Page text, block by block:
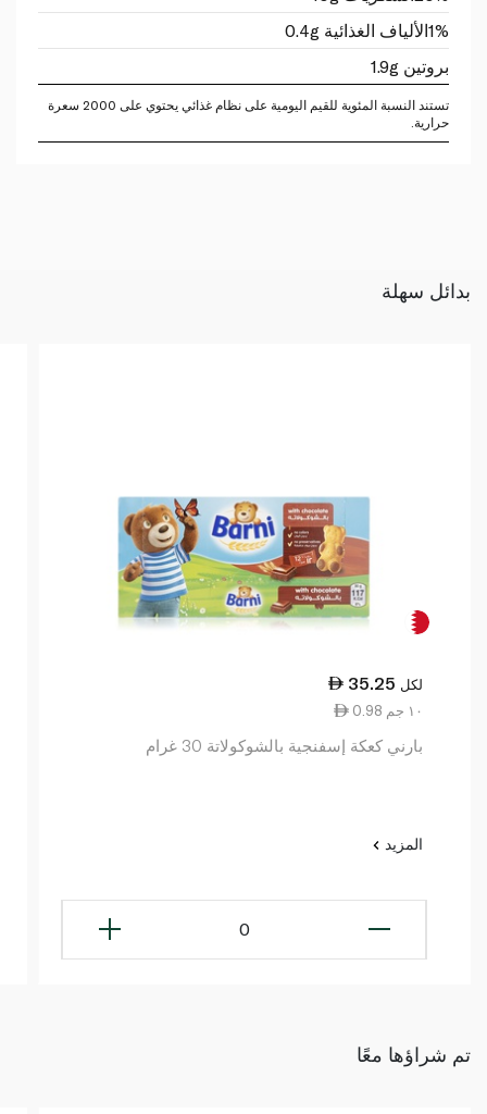
الألياف الغذائية 0.4g1%
بروتين 1.9g
تستند النسبة المئوية للقيم اليومية على نظام غذائي يحتوي على 2000 سعرة
حرارية.
بدائل سهلة
35.25 لكل
0.98 ١٠ جم
بارني كعكة إسفنجية بالشوكولاتة 30 غرام
المزيد
0
تم شراؤها معًا